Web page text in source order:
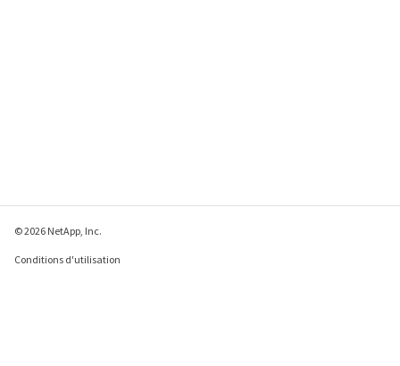
© 2026 NetApp, Inc.
Conditions d'utilisation